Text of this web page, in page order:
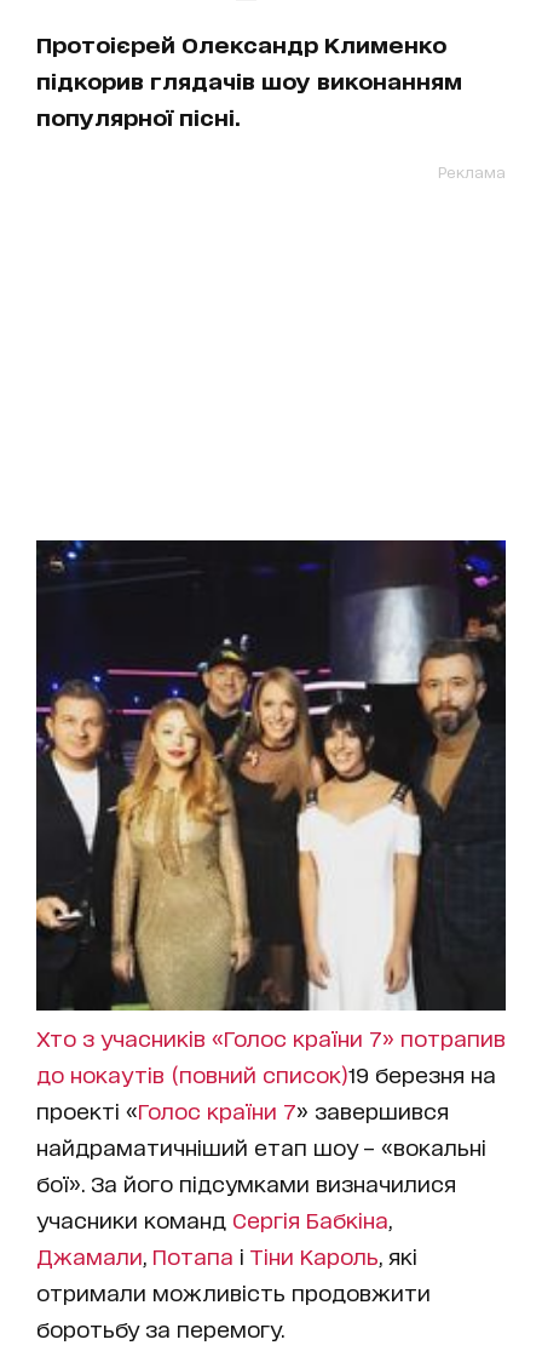
Протоієрей Олександр Клименко
підкорив глядачів шоу виконанням
популярної пісні.
Реклама
Хто з учасників «Голос країни 7» потрапив
до нокаутів (повний список)19 березня на
проекті «Голос країни 7» завершився
найдраматичніший етап шоу – «вокальні
бої». За його підсумками визначилися
учасники команд Сергія Бабкіна
Джамали Потапа і Тіни Кароль , які
отримали можливість продовжити
боротьбу за перемогу.